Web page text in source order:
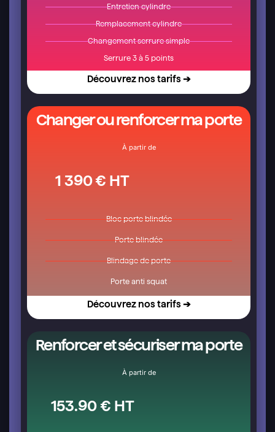
Entretien cylindre
Remplacement cylindre
Changement serrure simple
Serrure 3 à 5 points
Découvrez nos tarifs ➔
Changer ou renforcer ma porte
À partir de
1 390 € HT
Bloc porte blindée
Porte blindée
Blindage de porte
Porte anti squat
Découvrez nos tarifs ➔
Renforcer et sécuriser ma porte
À partir de
153.90 € HT